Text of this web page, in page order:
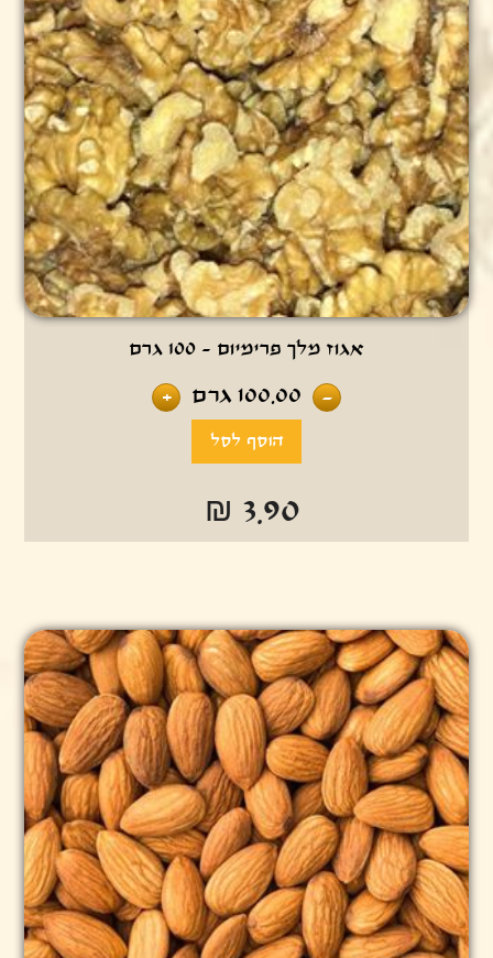
אגוז מלך פרימיום - 100 גרם
-
100.00 גרם +
₪ 3.90